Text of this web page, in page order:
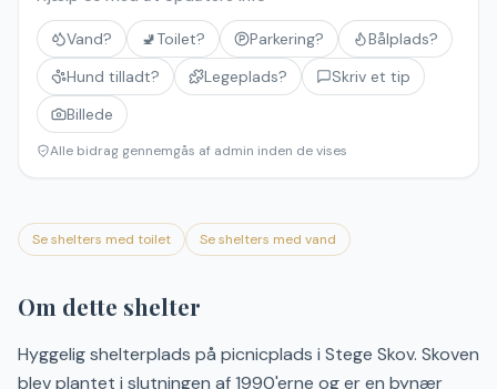
Vand? 🚽Toilet? Parkering?
Bålplads?
Hund tilladt?
Legeplads?
Skriv et tip
Billede
Alle bidrag gennemgås af admin inden de vises
Se shelters med toilet Se shelters med vand
Om dette shelter
Hyggelig shelterplads på picnicplads i Stege Skov. Skoven
blev plantet i slutningen af 1990'erne og er en bynær